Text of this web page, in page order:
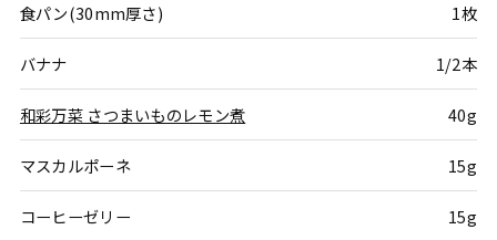
食パン(30mm厚さ) 1枚
バナナ 1/2本
和彩万菜 さつまいものレモン煮 40g
マスカルポーネ 15g
コーヒーゼリー 15g